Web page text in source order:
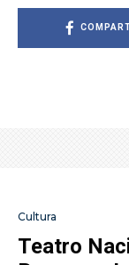
Cultura
Teatro